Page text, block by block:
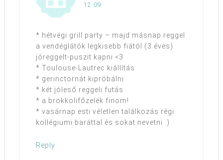
12:09
* hétvégi grill party – majd másnap reggel
a vendéglátók legkisebb fiától (3 éves)
jóreggelt-puszit kapni <3
* Toulouse-Lautrec kiállítás
* gerinctornát kipróbálni
* két jóleső reggeli futás
* a brokkolifőzelék finom!
* vasárnap esti véletlen találkozás régi
kollégiumi baráttal és sokat nevetni :)
Reply